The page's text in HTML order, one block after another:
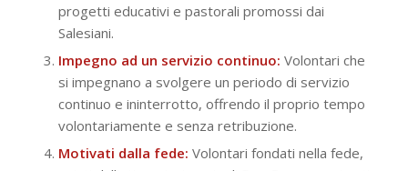
progetti educativi e pastorali promossi dai
Salesiani.
Impegno ad un servizio continuo: Volontari che
si impegnano a svolgere un periodo di servizio
continuo e ininterrotto, offrendo il proprio tempo
volontariamente e senza retribuzione.
Motivati dalla fede: Volontari fondati nella fede,